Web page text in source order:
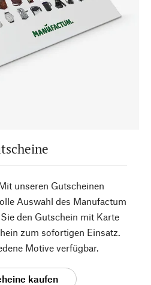
unseren Gutscheinen
Auswahl des Manufactum
den Gutschein mit Karte
zum sofortigen Einsatz.
Motive verfügbar.
kaufen